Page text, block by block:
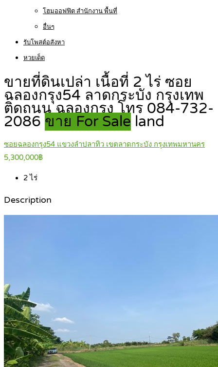
โฮมออฟฟิต สำนักงาน พื้นที่
อื่นๆ
รับโพสต์อสังหา
หวยเด็ด
ขายที่ดินเปล่า เนื้อที่ 2 ไร่ ซอย
ฉลองกรุง54 ลาดกระบัง กรุงเทพ
ติดถนน ฉลองกรุง โทร 084-732-
2086 ขาย For Sale land
ซอยฉลองกรุง54 แขวงลำปลาทิว เขตลาดกระบัง กรุงเทพมหานคร
5,300,000฿
2ไร่
Description